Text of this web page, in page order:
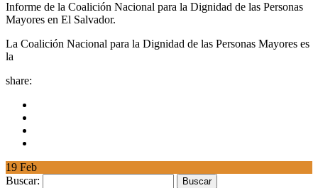
Informe de la Coalición Nacional para la Dignidad de las Personas
Mayores en El Salvador.
La Coalición Nacional para la Dignidad de las Personas Mayores es
la
share:
19 Feb
Buscar: